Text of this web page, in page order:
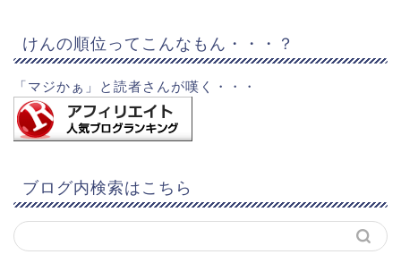
けんの順位ってこんなもん・・・？
「マジかぁ」と読者さんが嘆く・・・
ブログ内検索はこちら